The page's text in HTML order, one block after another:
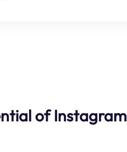
of Instagram